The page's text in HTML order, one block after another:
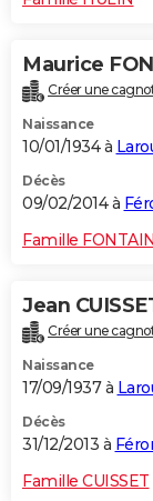
Maurice
Créer une
Naissance
10/01/1934 à
Décès
09/02/2014 à
Famille
Jean
Créer une
Naissance
17/09/1937 à
Décès
31/12/2013 à
Famille CUISSET